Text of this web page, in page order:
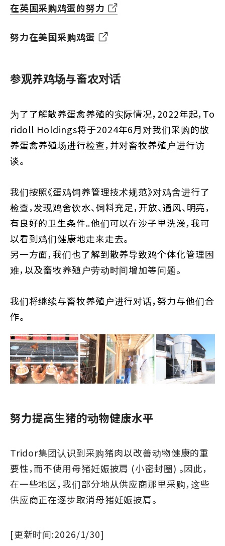
在英国采购鸡蛋的努力
努力在美国采购鸡蛋
参观养鸡场与畜农对话
为了了解散养蛋禽养殖的实际情况，2022年起，To
ridoll Holdings将于2024年6月对我们采购的散
养蛋禽养殖场进行检查，并对畜牧养殖户进行访
谈。
我们按照《蛋鸡饲养管理技术规范》对鸡舍进行了
检查，发现鸡舍饮水、饲料充足，开放、通风、明亮，
有良好的卫生条件。他们可以在沙子里洗澡，我可
以看到鸡们健康地走来走去。
另一方面，我们也了解到散养导致鸡个体化管理困
难，以及畜牧养殖户劳动时间增加等问题。
我们将继续与畜牧养殖户进行对话，努力与他们合
作。
努力提高生猪的动物健康水平
Tridor集团认识到采购猪肉以改善动物健康的重
要性，而不使用母猪妊娠披肩 (小密封圈) 。因此，
在一些地区，我们部分地从供应商那里采购，这些
供应商正在逐步取消母猪妊娠披肩。
[更新时间:2026/1/30]